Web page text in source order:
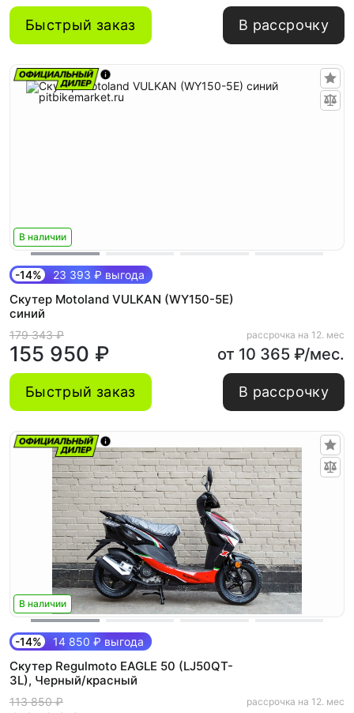
Быстрый заказ В рассрочку
В наличии
-14% 23 393 ₽ выгода
Скутер Motoland VULKAN (WY150-5E)
синий
179 343 ₽
155 950 ₽
рассрочка на 12. мес
от 10 365 ₽/мес.
Быстрый заказ В рассрочку
В наличии
-14% 14 850 ₽ выгода
Скутер Regulmoto EAGLE 50 (LJ50QT-
3L), Черный/красный
113 850 ₽ рассрочка на 12. мес